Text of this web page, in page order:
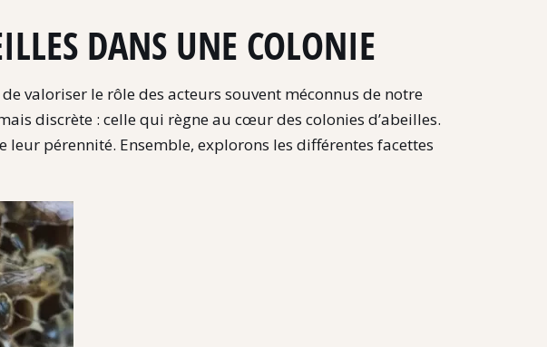
DANS UNE COLONIE
valoriser le rôle des acteurs souvent méconnus de notre
discrète : celle qui règne au cœur des colonies d’abeilles.
leur pérennité. Ensemble, explorons les différentes facettes